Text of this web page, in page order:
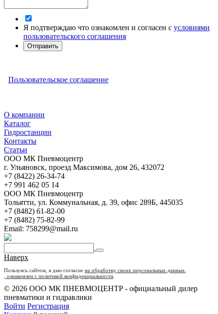
Я подтверждаю что ознакомлен и согласен с условиями
пользовательского соглашения
Отправить
Пользовательское соглашение
О компании
Каталог
Гидростанции
Контакты
Статьи
ООО МК Пневмоцентр
г. Ульяновск, проезд Максимова, дом 26, 432072
+7 (8422) 26-34-74
+7 991 462 05 14
ООО МК Пневмоцентр
Тольятти, ул. Коммунальная, д. 39, офис 289Б, 445035
+7 (8482) 61-82-00
+7 (8482) 75-82-99
Email: 758299@mail.ru
Наверх
Пользуясь сайтом, я даю согласие на обработку своих персональных данных
, ознакомлен с политикой конфиденциальности
© 2026 ООО МК ПНЕВМОЦЕНТР - официальный дилер
пневматики и гидравлики
Войти Регистрация